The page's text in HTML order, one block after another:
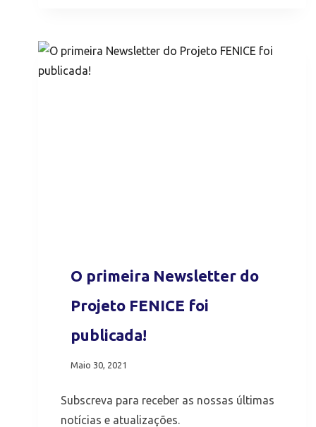
O primeira Newsletter do
Projeto FENICE foi
publicada!
Maio 30, 2021
Subscreva para receber as nossas últimas
notícias e atualizações.